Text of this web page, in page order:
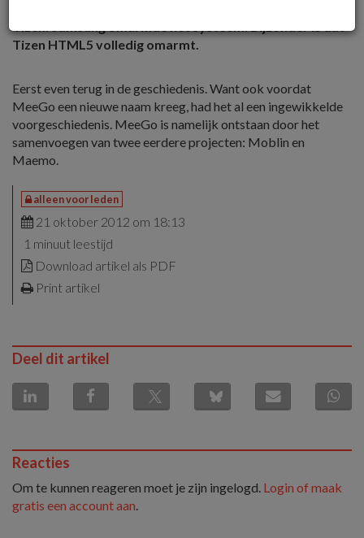
Tizen HTML5 volledig omarmt.
Eerst even terug in de geschiedenis. Want ook voordat
MeeGo een nieuwe naam kreeg, had het al een ingewikkelde
voorgeschiedenis. MeeGo is namelijk ontstaan door het
samenvoegen van twee eerdere projecten: Moblin en
Maemo.
alleen voor leden
21 oktober 2012 om 18:13
1 minuut leestijd
Download artikel als PDF
Print artikel
Deel dit artikel
Reacties
Om te kunnen reageren moet je zijn ingelogd. Login of maak
gratis een account aan.